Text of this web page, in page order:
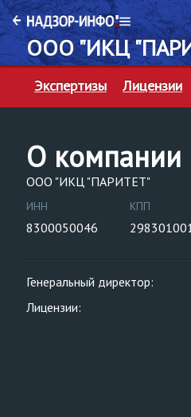
ООО "ИКЦ
Экспертизы Лицензии
О компании
ООО "ИКЦ "ПАРИТЕТ"
ИНН
8300050046
КПП
Генеральный директор:
Лицензии: